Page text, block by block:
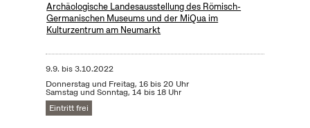
Archäologische Landesausstellung des Römisch-
Germanischen Museums und der MiQua im
Kulturzentrum am Neumarkt
9.9. bis3.10.2022
Donnerstag und Freitag, 16 bis 20 Uhr
Samstag und Sonntag, 14 bis 18 Uhr
Eintritt frei